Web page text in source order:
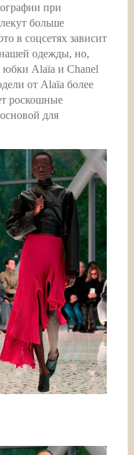
при
больше
в соцсетях зависит
одежды, но,
юбки Alaïa и Chanel
от Alaïa более
роскошные
для